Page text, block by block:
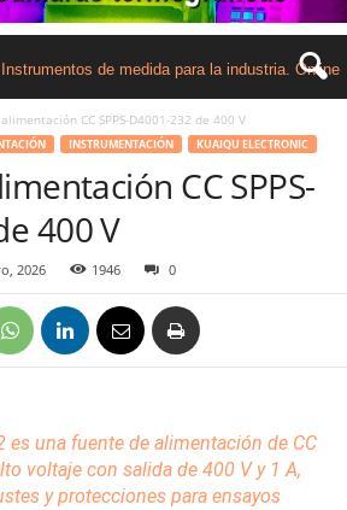
CC SPPS-D4001-232 de 400 V
INSTRUMENTACIÓN KUAIQU ELECTRONIC
CC SPPS-
400 V
2026 1946 0
es una fuente de alimentación de CC
voltaje con salida de 400 V y 1 A,
yproteccionespara ensayos